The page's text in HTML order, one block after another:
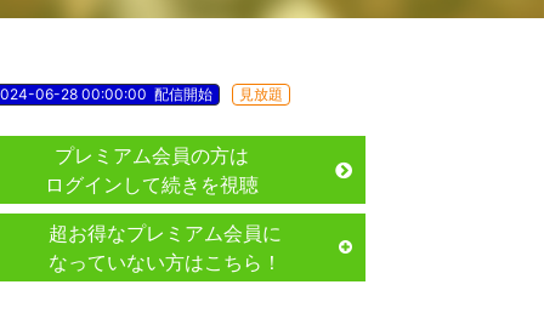
06-28 00:00:00 配信開始 見放題
プレミアム会員の方は
ログインして続きを視聴
超お得なプレミアム会員に
なっていない方はこちら！